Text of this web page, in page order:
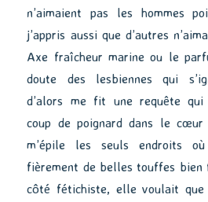
n’aimaient pas les hommes
j’appris aussi que d’autres
Axe fraîcheur marine ou le
doute des lesbiennes qui
d’alors me fit une requête qui
coup de poignard dans le
m’épile les seuls endroits
fièrement de belles touffes bien
côté fétichiste, elle voulait que